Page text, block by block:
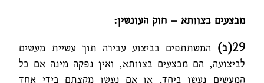
מבצעים בצוותא – חוק העונשין:
29(ב) המשתתפים בביצוע עבירה תוך עשיית מעשים
לביצועה, הם מבצעים בצוותא, ואין נפקה מינה אם כל
המעשים נעשו ביחד, או אם נעשו מקצתם בידי אחד